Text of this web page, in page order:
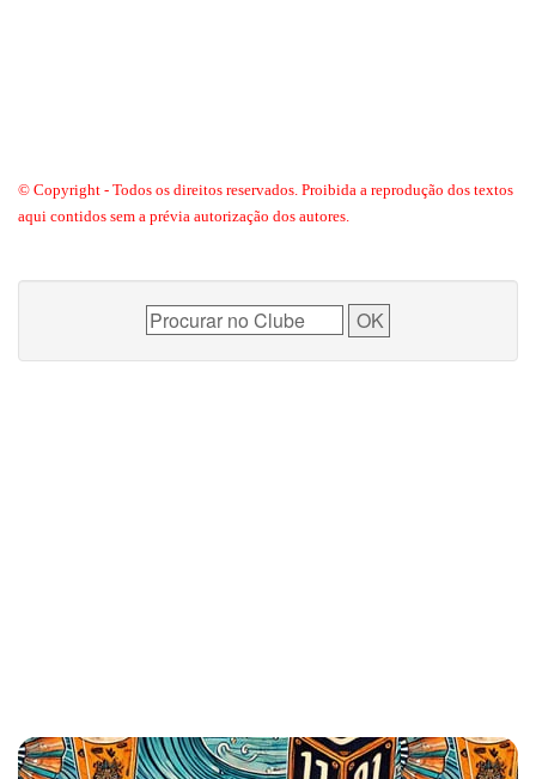
© Copyright - Todos os direitos reservados. Proibida a reprodução dos textos
aqui contidos sem a prévia autorização dos autores.